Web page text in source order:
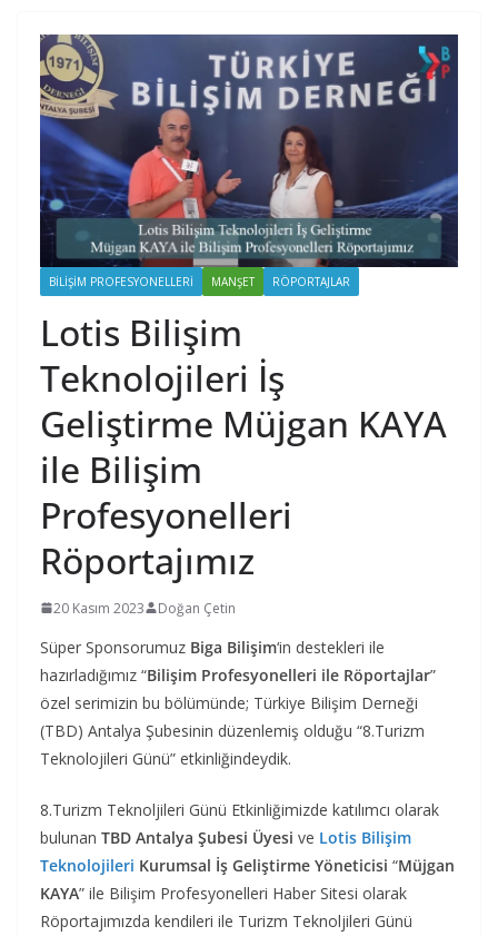
BILIŞIM PROFESYONELLERI MANŞET RÖPORTAJLAR
Lotis Bilişim
Teknolojileri İş
Geliştirme Müjgan KAYA
ile Bilişim
Profesyonelleri
Röportajımız
20 Kasım 2023 Doğan Çetin
Süper Sponsorumuz Biga Bilişim‘in destekleri ile
hazırladığımız “Bilişim Profesyonelleri ile Röportajlar”
özel serimizin bu bölümünde; Türkiye Bilişim Derneği
(TBD) Antalya Şubesinin düzenlemiş olduğu “8.Turizm
Teknolojileri Günü” etkinliğindeydik.
8.Turizm Teknoljileri Günü Etkinliğimizde katılımcı olarak
bulunan TBD Antalya Şubesi Üyesi ve Lotis Bilişim
Teknolojileri Kurumsal İş Geliştirme Yöneticisi “Müjgan
KAYA” ile Bilişim Profesyonelleri Haber Sitesi olarak
Röportajımızda kendileri ile Turizm Teknoljileri Günü